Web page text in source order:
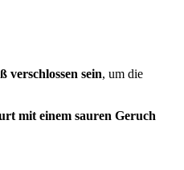
verschlossen sein, um die
mit einem sauren Geruch